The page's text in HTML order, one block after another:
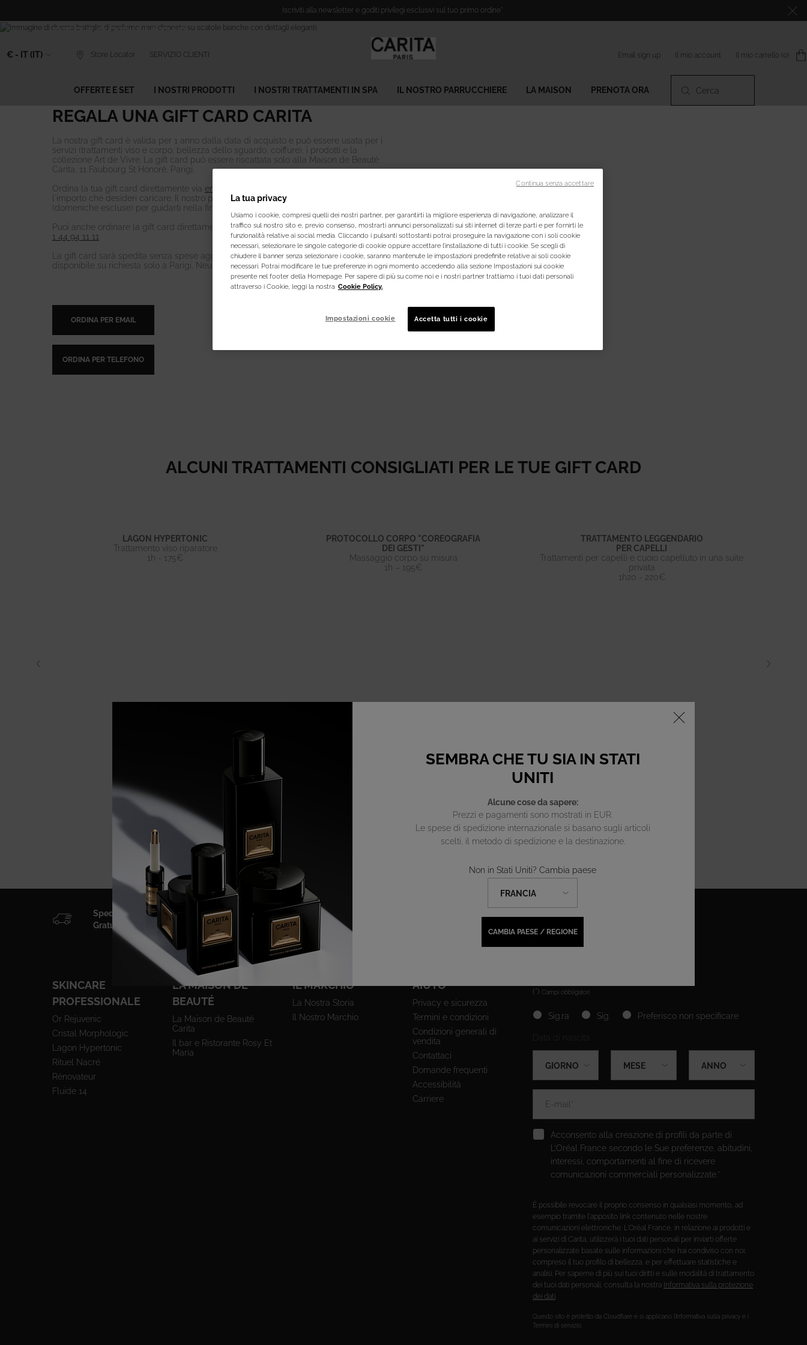
Iscriviti alla newsletter e goditi privilegi esclusivi sul tuo primo ordine*​
€ - IT (IT) Store Locator SERVIZIO CLIENTI Email sign up Il mio account Il mio carrello 0
0 prodotto
OFFERTE E SET I NOSTRI PRODOTTI I NOSTRI TRATTAMENTI IN SPA IL NOSTRO PARRUCCHIERE LA MAISON PRENOTA ORA Cerca
Contenuto principaleSTRAORDINARIO
Scegli una gift card Carita per fare un
REGALA UNA GIFT CARD CARITA
La nostra gift card è valida per 1 anno dalla data di acquisto e può essere usata per i
servizi (trattamenti viso e corpo, bellezza dello sguardo, coiffure), i prodotti e la
collezione Art de Vivre. La gift card può essere riscattata solo alla Maison de Beauté
Carita, 11 Faubourg St Honoré, Parigi.
Ordina la tua gift card direttamente via email
l'importo che desideri caricare. Il nostro personale ti risponderà entro 24 ore
(domeniche escluse) per guidarti nella finalizzazione dell'acquisto.
Puoi anche ordinare la gift card direttamente per telefono, chiamandoci al numero:+33
1 44 94 11 11
La gift card sarà spedita senza spese aggiuntive per posta o corriere (servizio
disponibile su richiesta solo a Parigi, Neuilly-sur-Seine e Levallois-Perret).
ORDINA PER EMAIL
ORDINA PER TELEFONO
ALCUNI TRATTAMENTI CONSIGLIATI PER LE TUE GIFT CARD
LAGON HYPERTONIC
Trattamento viso riparatore
1h - 175€
PROTOCOLLO CORPO "COREOGRAFIA
DEI GESTI"
Massaggio corpo su misura
1h – 195€
TRATTAMENTO LEGGENDARIO
PER CAPELLI
Trattamenti per capelli e cuoio capelluto in una suite
privata
1h20 - 220€
Spedizione
Gratuita
Confezione
Regalo
SKINCARE
PROFESSIONALE
Or Rejuvenic
Cristal Morphologic
Lagon Hypertonic
Rituel Nacré
Rénovateur
Fluide 14
LA MAISON DE
BEAUTÉ
La Maison de Beauté
Carita
Il bar e Ristorante Rosy Et
Maria
IL MARCHIO
La Nostra Storia
Il Nostro Marchio
AIUTO
Privacy e sicurezza
Termini e condizioni
Condizioni generali di
vendita
Contattaci
Domande frequenti
Accessibilità
Carriere
(*) Campi obbligatori
newslettersignup.title.legend
Sig.ra Sig. Preferisco non specificare
E-mail
Acconsento alla creazione di profili da parte di
L’Oréal France secondo le Sue preferenze, abitudini,
interessi, comportamenti al fine di ricevere
comunicazioni commerciali personalizzate.*
È possibile revocare il proprio consenso in qualsiasi momento, ad
esempio tramite l'apposito link contenuto nelle nostre
comunicazioni elettroniche. L'Oréal France, in relazione ai prodotti e
ai servizi di Carita, utilizzerà i tuoi dati personali per inviarti offerte
personalizzate basate sulle informazioni che hai condiviso con noi,
compreso il tuo profilo di bellezza, e per effettuare statistiche e
analisi. Per saperne di più sui tuoi diritti e sulle modalità di trattamento
dei tuoi dati personali, consulta la nostra Informativa sulla protezione
dei dati
Questo sito è protetto da Cloudflare e si applicano lInformativa sulla privacy e i
Termini di servizio.
La tua privacy
Usiamo i cookie, compresi quelli dei nostri partner, per garantirti la migliore esperienza di navigazione, analizzare il
traffico sul nostro sito e, previo consenso, mostrarti annunci personalizzati sui siti internet di terze parti e per fornirti le
funzionalità relative ai social media. Cliccando i pulsanti sottostanti potrai proseguire la navigazione con i soli cookie
necessari, selezionare le singole categorie di cookie oppure accettare l’installazione di tutti i cookie. Se scegli di
chiudere il banner senza selezionare i cookie, saranno mantenute le impostazioni predefinite relative ai soli cookie
necessari. Potrai modificare le tue preferenze in ogni momento accedendo alla sezione Impostazioni sui cookie
presente nel footer della Homepage. Per sapere di più su come noi e i nostri partner trattiamo i tuoi dati personali
attraverso i Cookie, leggi la nostra Cookie Policy.
Impostazioni cookie Accetta tutti i cookie
Continua senza accettare
SEMBRA CHE TU SIA IN STATI
UNITI
Alcune cose da sapere:
Prezzi e pagamenti sono mostrati in EUR.
Le spese di spedizione internazionale si basano sugli articoli
scelti, il metodo di spedizione e la destinazione.
Non in Stati Uniti? Cambia paese
CAMBIA PAESE / REGIONE